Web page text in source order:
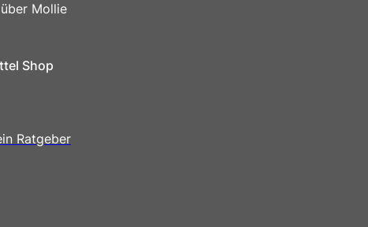
Mollie
Shop
Ratgeber